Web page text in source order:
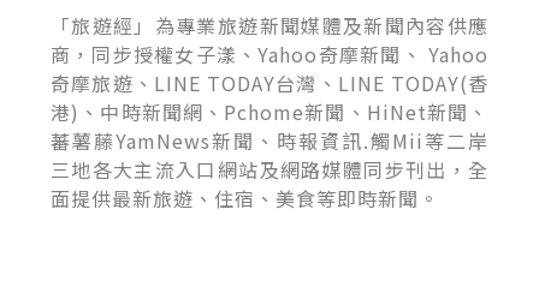
「旅遊經」為專業旅遊新聞媒體及新聞內容供應
商，同步授權女子漾、Yahoo奇摩新聞、 Yahoo
奇摩旅遊、LINE TODAY台灣、LINE TODAY(香
港)、中時新聞網、Pchome新聞、HiNet新聞、
蕃薯藤YamNews新聞、時報資訊.觸Mii等二岸
三地各大主流入口網站及網路媒體同步刊出，全
面提供最新旅遊、住宿、美食等即時新聞。